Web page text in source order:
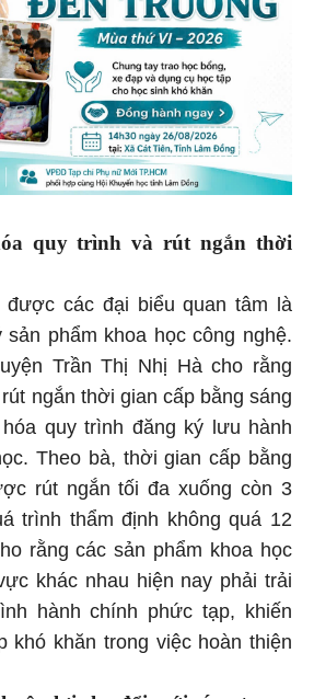
quy trình và rút ngắn thời
được các đại biểu quan tâm là
phẩm khoa học công nghệ.
Trần Thị Nhị Hà cho rằng
ngắn thời gian cấp bằng sáng
quy trình đăng ký lưu hành
Theo bà, thời gian cấp bằng
rút ngắn tối đa xuống còn 3
trình thẩm định không quá 12
rằng các sản phẩm khoa học
khác nhau hiện nay phải trải
hành chính phức tạp, khiến
khó khăn trong việc hoàn thiện